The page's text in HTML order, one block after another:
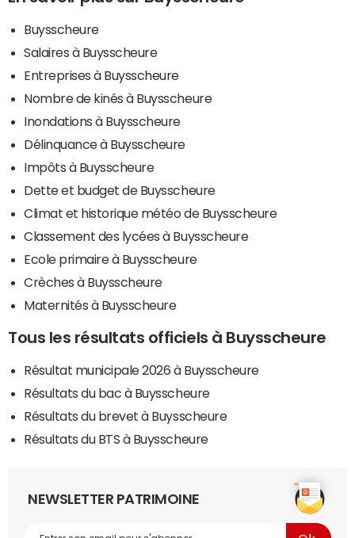
Buysscheure
Salaires à Buysscheure
Entreprises à Buysscheure
Nombre de kinés à Buysscheure
Inondations à Buysscheure
Délinquance à Buysscheure
Impôts à Buysscheure
Dette et budget de Buysscheure
Climat et historique météo de Buysscheure
Classement des lycées à Buysscheure
Ecole primaire à Buysscheure
Crèches à Buysscheure
Maternités à Buysscheure
Tous les résultats officiels à Buysscheure
Résultat municipale 2026 à Buysscheure
Résultats du bac à Buysscheure
Résultats du brevet à Buysscheure
Résultats du BTS à Buysscheure
NEWSLETTER PATRIMOINE